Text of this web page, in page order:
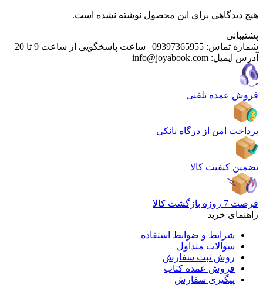
هیچ دیدگاهی برای این محصول نوشته نشده است.
پشتیبانی
شماره تماس: 09397365955
| ساعت پاسخگویی از ساعت 9 تا 20
آدرس ایمیل: info@joyabook.com
فروش عمده تلفنی
پرداخت امن از درگاه بانکی
تضمین کیفیت کالا
فرصت 7 روزه بازگشت کالا
راهنمای خرید
شرایط و ضوابط استفاده
سوالات متداول
روش ثبت سفارش
فروش عمده کتاب
پیگیری سفارش